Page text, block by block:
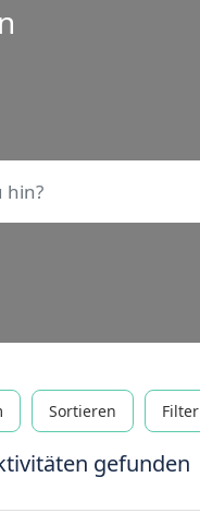
Sortieren Filter
gefunden